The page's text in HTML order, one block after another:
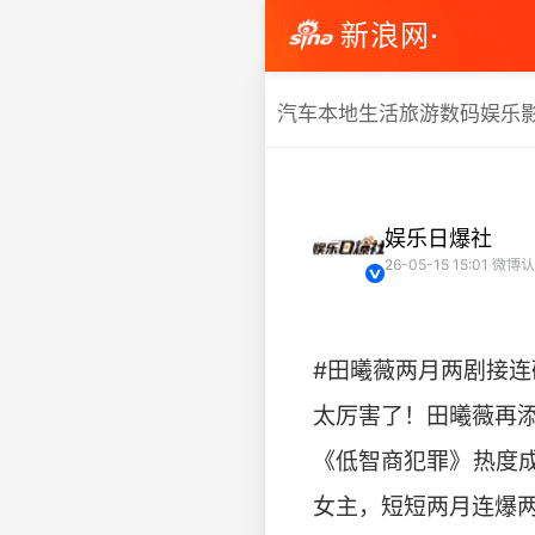
新浪网·
汽车本地生活旅游数码娱乐
娱乐日爆社
26-05-15 15:01 微博
#田曦薇两月两剧接
太厉害了！田曦薇再
《低智商犯罪》热
女主，短短两月连爆